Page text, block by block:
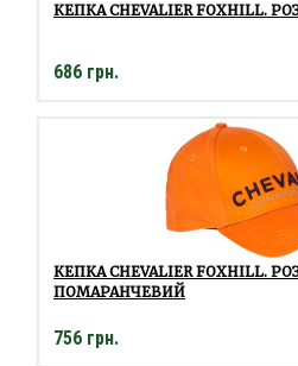
КЕПКА CHEVALIER FOXHILL.
686 грн.
КЕПКА CHEVALIER FOXHILL.
ПОМАРАНЧЕВИЙ
756 грн.